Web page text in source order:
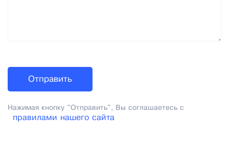
Нажимая кнопку "Отправить", Вы соглашаетесь с
правилами нашего сайта